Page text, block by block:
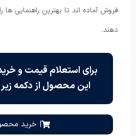
فروش آماده اند تا بهترین راهنمایی ها
دهند.
برای استعلام قیمت و
این محصول از دکمه زیر
| خرید